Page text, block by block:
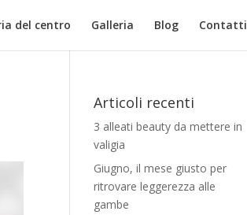
del centro Galleria Blog Contatti
Articoli recenti
3 alleati beauty da mettere in
valigia
Giugno, il mese giusto per
ritrovare leggerezza alle
gambe